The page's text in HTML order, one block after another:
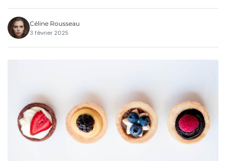
Céline Rousseau
3 février 2025